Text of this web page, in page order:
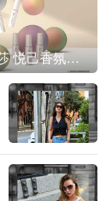
IPSA茵芙莎 悦己香氛凝露上市